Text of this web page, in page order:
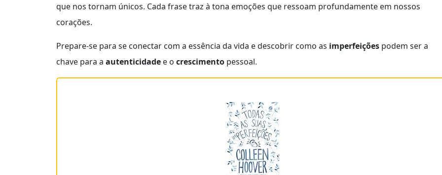
que nos tornam únicos. Cada frase traz à tona emoções que ressoam profundamente em nossos
corações.
Prepare-se para se conectar com a essência da vida e descobrir como as imperfeições podem ser a
chave para a autenticidade e o crescimento pessoal.